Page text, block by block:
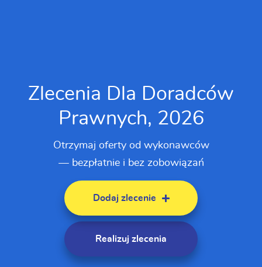
Zlecenia Dla Doradców
Prawnych, 2026
Otrzymaj oferty od wykonawców
— bezpłatnie i bez zobowiązań
Dodaj zlecenie
Realizuj zlecenia